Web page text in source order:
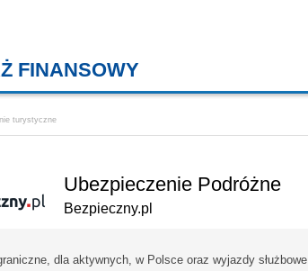
FINANSOWY
turystyczne
Ubezpieczenie Podróżne
Bezpieczny.pl
dla aktywnych, w Polsce oraz wyjazdy służbowe